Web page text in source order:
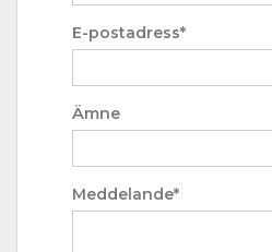
E-postadress*
Ämne
Meddelande*